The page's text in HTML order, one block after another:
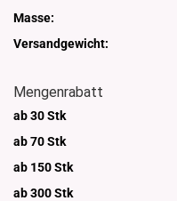
Masse:
Versandgewicht:
Mengenrabatt
ab 30 Stk
ab 70 Stk
ab 150 Stk
ab 300Stk